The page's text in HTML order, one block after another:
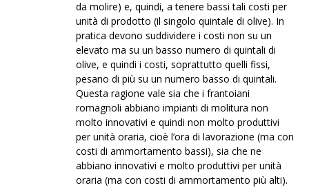
da molire) e, quindi, a tenere bassi tali costi per
unità di prodotto (il singolo quintale di olive). In
pratica devono suddividere i costi non su un
elevato ma su un basso numero di quintali di
olive, e quindi i costi, soprattutto quelli fissi,
pesano di più su un numero basso di quintali.
Questa ragione vale sia che i frantoiani
romagnoli abbiano impianti di molitura non
molto innovativi e quindi non molto produttivi
per unità oraria, cioè l’ora di lavorazione (ma con
costi di ammortamento bassi), sia che ne
abbiano innovativi e molto produttivi per unità
oraria (ma con costi di ammortamento più alti).